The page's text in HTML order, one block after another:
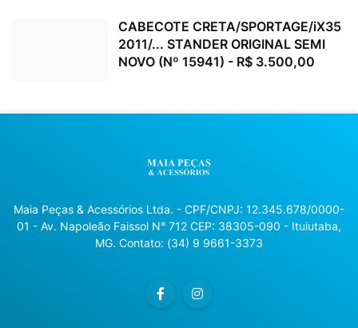
CABECOTE CRETA/SPORTAGE/iX35
2011/... STANDER ORIGINAL SEMI
NOVO (Nº 15941) - R$ 3.500,00
Maia Peças & Acessórios Ltda. - CPF/CNPJ: 12.345.678/0000-
01 - Av. Napoleão Faissol N° 712 CEP: 38305-090 - Ituiutaba,
MG. Contato: (34) 9 9661-3373